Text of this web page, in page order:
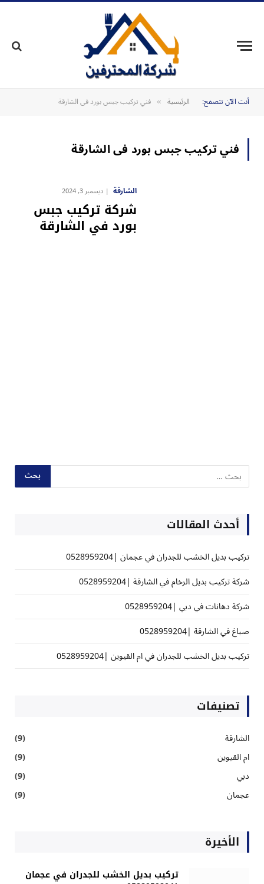
أنت الآن تتصفح: الرئيسية » فني تركيب جبس بورد فى الشارقة
فني تركيب جبس بورد فى الشارقة
الشارقة ديسمبر 3, 2024
شركة تركيب جبس
بورد في الشارقة
أحدث المقالات
تركيب بديل الخشب للجدران في عجمان |0528959204
شركة تركيب بديل الرخام في الشارقة |0528959204
شركة دهانات في دبي |0528959204
صباغ في الشارقة |0528959204
تركيب بديل الخشب للجدران في ام القيوين |0528959204
تصنيفات
الشارقة
(9)
ام القيوين
(9)
دبي
(9)
عجمان
(9)
الأخيرة
تركيب بديل الخشب للجدران في عجمان